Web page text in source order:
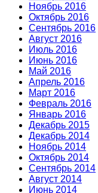
Ноябрь 2016
Октябрь 2016
Сентябрь 2016
Август 2016
Июль 2016
Июнь 2016
Май 2016
Апрель 2016
Март 2016
Февраль 2016
Январь 2016
Декабрь 2015
Декабрь 2014
Ноябрь 2014
Октябрь 2014
Сентябрь 2014
Август 2014
Июнь 2014